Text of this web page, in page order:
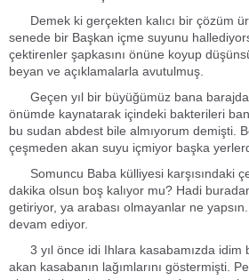
Demek ki gerçekten kalıcı bir çözüm
senede bir Başkan içme suyunu
çektirenler şapkasını önüne koyup
beyan ve açıklamalarla avutulmuş.
Geçen yıl bir büyüğümüz bana
önümde kaynatarak içindeki bakterileri
bu sudan abdest bile almıyorum demişti.
çeşmeden akan suyu içmiyor başka
Somuncu Baba külliyesi karşısındaki
dakika olsun boş kalıyor mu? Hadi
getiriyor, ya arabası olmayanlar ne
devam ediyor.
3 yıl önce idi Ihlara kasabamızda idim
akan kasabanın lağımlarını göstermişti.